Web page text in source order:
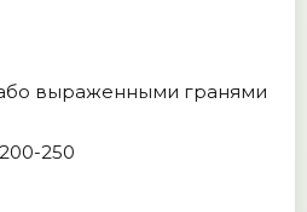
выраженными гранями
200-250